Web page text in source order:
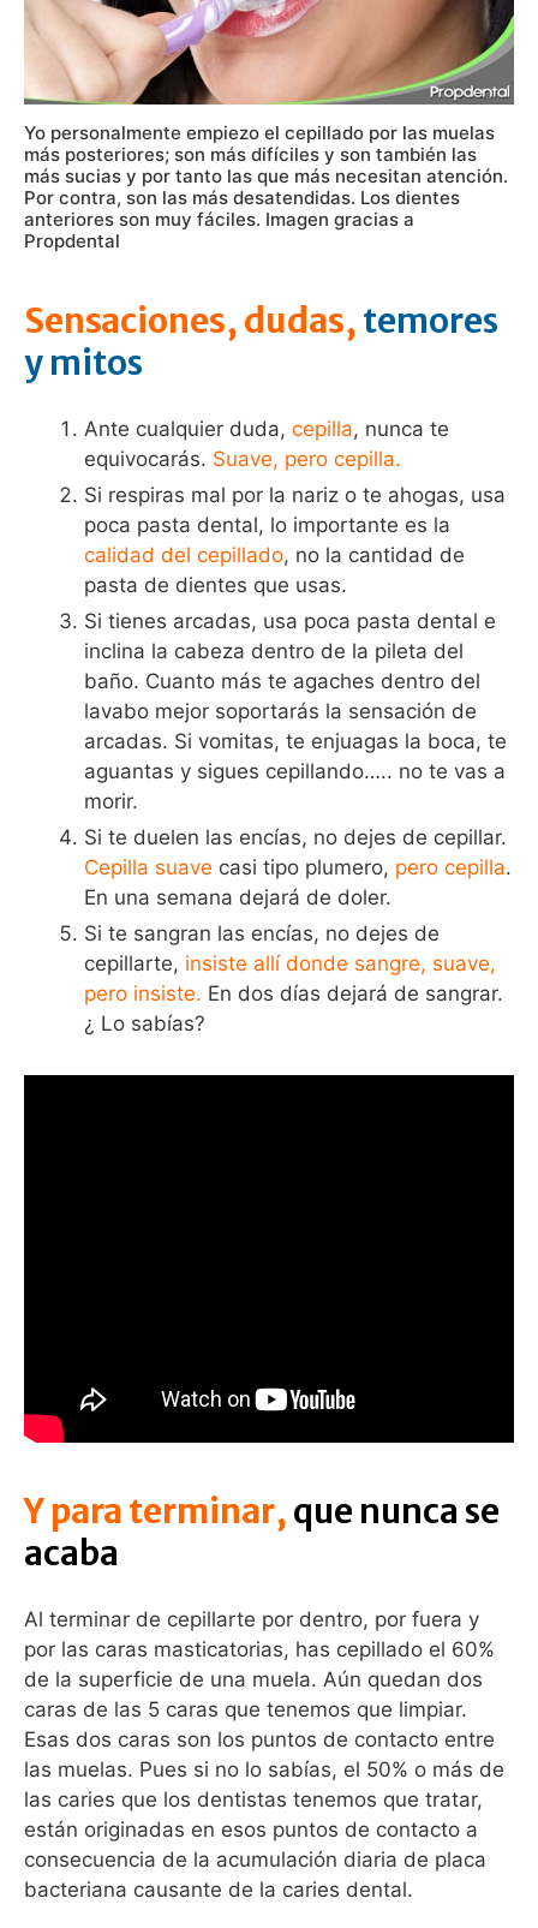
Yo personalmente empiezo el cepillado por las muelas
más posteriores; son más difíciles y son también las
más sucias y por tanto las que más necesitan atención.
Por contra, son las más desatendidas. Los dientes
anteriores son muy fáciles. Imagen gracias a
Propdental
Sensaciones, dudas,temores
y mitos
Ante cualquier duda, cepilla, nunca te
equivocarás. Suave, pero cepilla.
Si respiras mal por la nariz o te ahogas, usa
poca pasta dental, lo importante es la
calidad del cepillado, no la cantidad de
pasta de dientes que usas.
Si tienes arcadas, usa poca pasta dental e
inclina la cabeza dentro de la pileta del
baño. Cuanto más te agaches dentro del
lavabo mejor soportarás la sensación de
arcadas. Si vomitas, te enjuagas la boca, te
aguantas y sigues cepillando….. no te vas a
morir.
Si te duelen las encías, no dejes de cepillar.
Cepilla suave casi tipo plumero, pero cepilla.
En una semana dejará de doler.
Si te sangran las encías, no dejes de
cepillarte, insiste allí donde sangre, suave,
pero insiste. En dos días dejará de sangrar.
¿ Lo sabías?
Y para terminar,que nunca se
acaba
Al terminar de cepillarte por dentro, por fuera y
por las caras masticatorias, has cepillado el 60%
de la superficie de una muela. Aún quedan dos
caras de las 5 caras que tenemos que limpiar.
Esas dos caras son los puntos de contacto entre
las muelas. Pues si no lo sabías, el 50% o más de
las caries que los dentistas tenemos que tratar,
están originadas en esos puntos de contacto a
consecuencia de la acumulación diaria de placa
bacteriana causante de la caries dental.